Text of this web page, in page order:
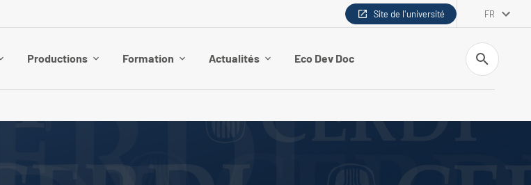
Site de l'université FR
Productions Formation Actualités Eco Dev Doc
Recherche